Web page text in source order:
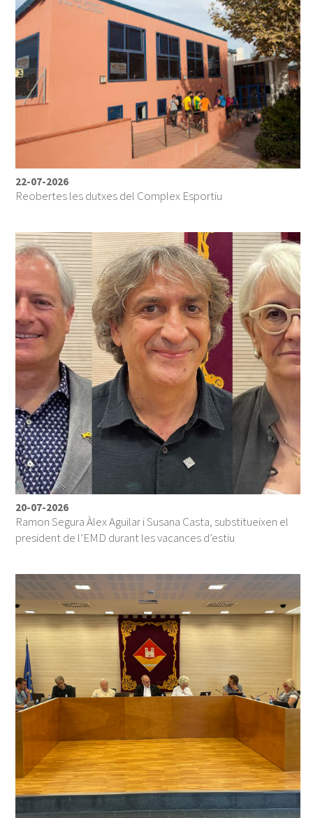
22-07-2026
Reobertes les dutxes del Complex Esportiu
20-07-2026
Ramon Segura Àlex Aguilar i Susana Casta, substitueixen el
president de l’EMD durant les vacances d’estiu